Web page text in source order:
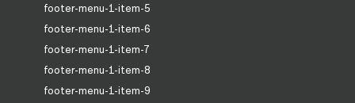
footer-menu-1-item-5
footer-menu-1-item-6
footer-menu-1-item-7
footer-menu-1-item-8
footer-menu-1-item-9